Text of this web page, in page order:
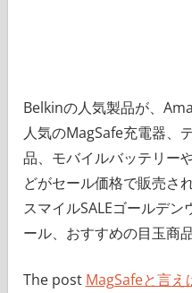
Belkinの人気製品が、
人気のMagSafe充電器、
品、モバイルバッテリー
どがセール価格で販売さ
スマイルSALEゴールデ
ール、おすすめの目玉商
The post MagSafeと言